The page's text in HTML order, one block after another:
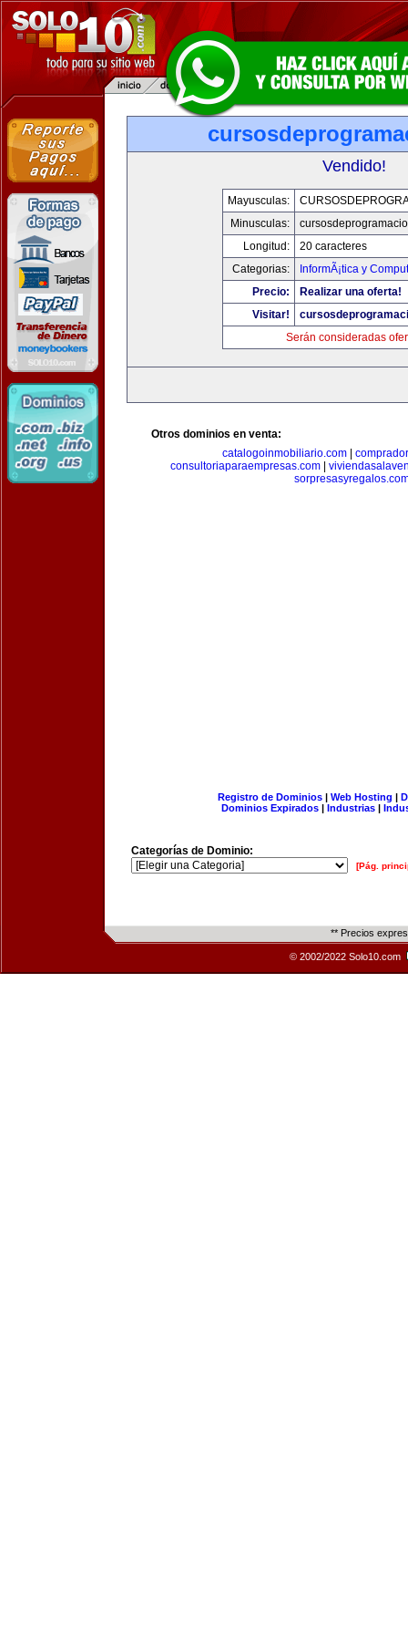
Vendido!
Mayusculas:
Minusculas:
Longitud:
20 caracteres
Categorias:
InformÃ¡tica y
Precio:
Realizar una oferta!
Visitar!
Serán consideradas
Otros dominios en venta:
catalogoinmobiliario.com|
consultoriaparaempresas.com|
Registro de Dominios| Web Hosting |
Dominios Expirados | Industrias |
Categorías de Dominio:
[Pág.
** Precios
© 2002/2022 Solo10.com